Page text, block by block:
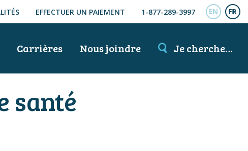
EFFECTUER UN PAIEMENT 1-877-289-3997
Carrières Nous joindre Je cherche…
santé